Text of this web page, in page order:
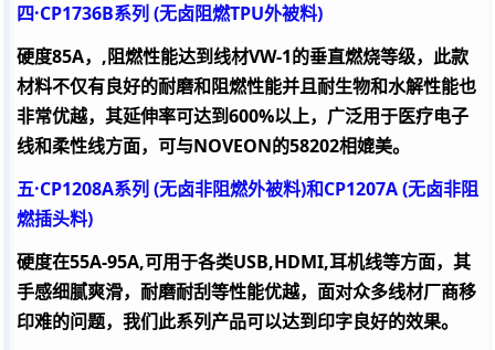
四·CP1736B系列 (无卤阻燃TPU外被料)
硬度85A， ,阻燃性能达到线材VW-1的垂直燃烧等级，此款
材料不仅有良好的耐磨和阻燃性能并且耐生物和水解性能也
非常优越，其延伸率可达到600%以上，广泛用于医疗电子
线和柔性线方面，可与NOVEON的58202相媲美。
五·CP1208A系列 (无卤非阻燃外被料)和CP1207A (无卤非阻
燃插头料)
硬度在55A-95A,可用于各类USB,HDMI,耳机线等方面，其
手感细腻爽滑，耐磨耐刮等性能优越，面对众多线材厂商移
印难的问题，我们此系列产品可以达到印字良好的效果。